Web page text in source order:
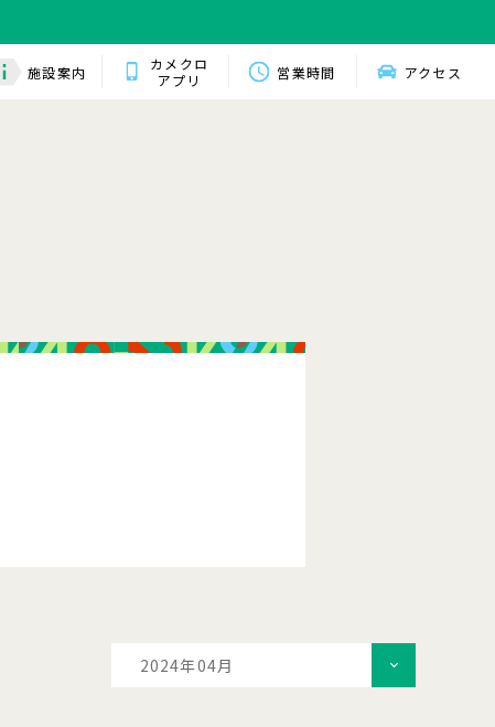
施設案内
カメクロ
アプリ
営業時間 アクセス
2024年04月